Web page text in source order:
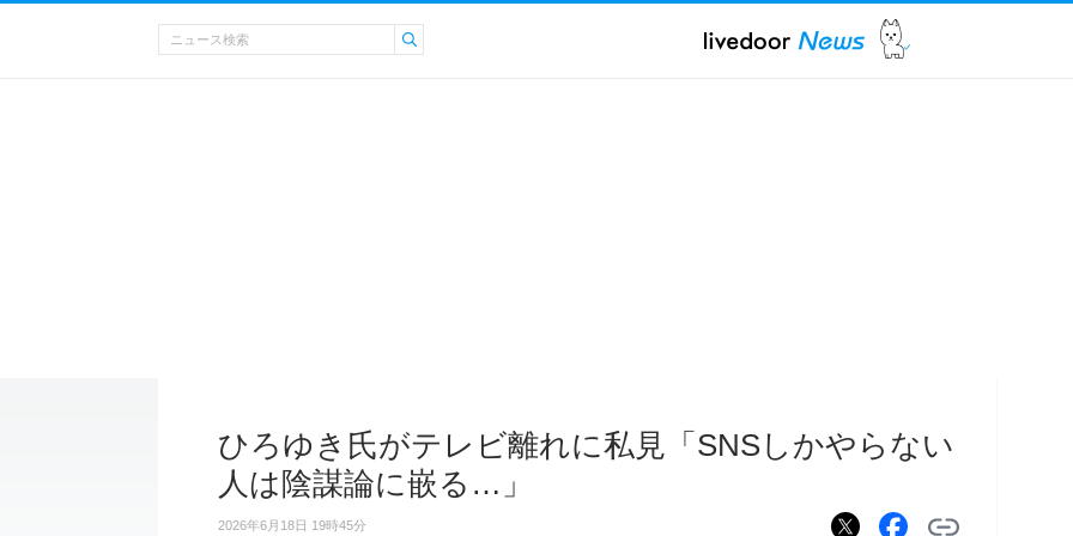
ひろゆき氏がテレビ離れに私見「SNSしかやらない
人は陰謀論に嵌る…」
2026年6月18日 19時45分